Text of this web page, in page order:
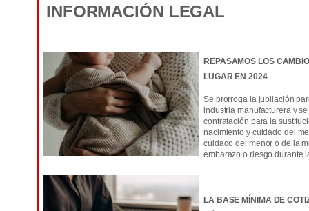
INFORMACIÓN LEGAL
REPASAMOS LOS
LUGAR EN 2024
Se prorroga la jubilación
industria manufacturera y
contratación para la
nacimiento y cuidado del
cuidado del menor o de la
embarazo o riesgo durante
LA BASE MÍNIMA DE